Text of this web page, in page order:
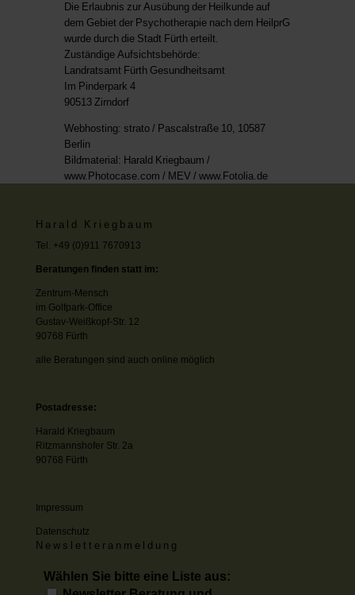
Die Erlaubnis zur Ausübung der Heilkunde auf
dem Gebiet der Psychotherapie nach dem HeilprG
wurde durch die Stadt Fürth erteilt.
Zuständige Aufsichtsbehörde:
Landratsamt Fürth Gesundheitsamt
Im Pinderpark 4
90513 Zirndorf
Webhosting: strato / Pascalstraße 10, 10587
Berlin
Bildmaterial: Harald Kriegbaum /
www.Photocase.com / MEV / www.Fotolia.de
Harald Kriegbaum
Tel. +49 (0)911 7670913
Beratungen finden statt im:
Zentrum-Mensch
im Golfpark-Office
Gustav-Weißkopf-Str. 12
90768 Fürth
alle Beratungen sind auch online möglich
Postadresse:
Harald Kriegbaum
Ritzmannshofer Str. 2a
90768 Fürth
Impressum
Datenschutz
Newsletteranmeldung
Wählen Sie bitte eine Liste aus: